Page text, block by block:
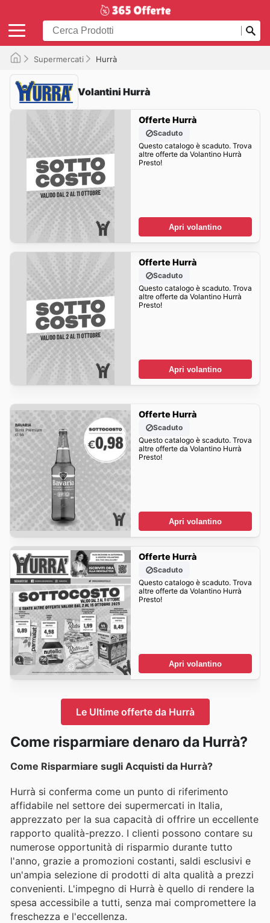
Supermercati Hurrà
Volantini Hurrà
Offerte Hurrà
Scaduto
Questo catalogo è scaduto. Trova
altre offerte da Volantino Hurrà
Presto!
Apri volantino
Offerte Hurrà
Scaduto
Questo catalogo è scaduto. Trova
altre offerte da Volantino Hurrà
Presto!
Apri volantino
Offerte Hurrà
Scaduto
Questo catalogo è scaduto. Trova
altre offerte da Volantino Hurrà
Presto!
Apri volantino
Offerte Hurrà
Scaduto
Questo catalogo è scaduto. Trova
altre offerte da Volantino Hurrà
Presto!
Apri volantino
Le Ultime offerte da Hurrà
Come risparmiare denaro da Hurrà?
Come Risparmiare sugli Acquisti da Hurrà?
Hurrà si conferma come un punto di riferimento
affidabile nel settore dei supermercati in Italia,
apprezzato per la sua capacità di offrire un eccellente
rapporto qualità-prezzo. I clienti possono contare su
numerose opportunità di risparmio durante tutto
l'anno, grazie a promozioni costanti, saldi esclusivi e
un'ampia selezione di prodotti di alta qualità a prezzi
convenienti. L'impegno di Hurrà è quello di rendere la
spesa accessibile a tutti, senza mai compromettere la
freschezza e l'eccellenza.